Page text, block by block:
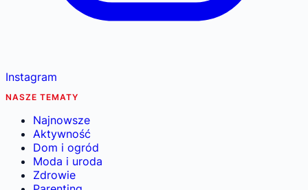
Instagram
NASZE TEMATY
Najnowsze
Aktywność
Dom i ogród
Moda i uroda
Zdrowie